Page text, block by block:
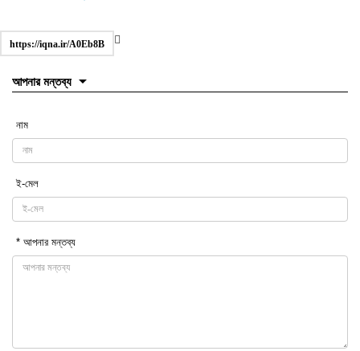
https://iqna.ir/A0Eb8B
আপনার মন্তব্য
নাম
ই-মেল
* আপনার মন্তব্য